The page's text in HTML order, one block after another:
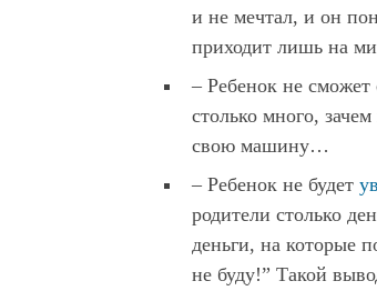
и не мечтал, и он
приходит лишь на
– Ребенок не сможет
столько много,
свою машину…
– Ребенок не будет
родители столько
деньги, на которые
не буду!” Такой